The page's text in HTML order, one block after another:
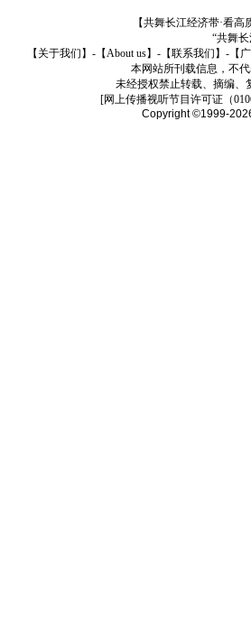
【共舞长江经济带·看
“共舞
【关于我们】 - 【About us】 - 【联系我们】 - 【
本网站所刊载信息，不
未经授权禁止转载、摘编、
[网上传播视听节目许可证（
Copyright ©1999-